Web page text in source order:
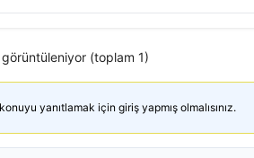
görüntüleniyor (toplam 1)
yanıtlamak için giriş yapmış olmalısınız.